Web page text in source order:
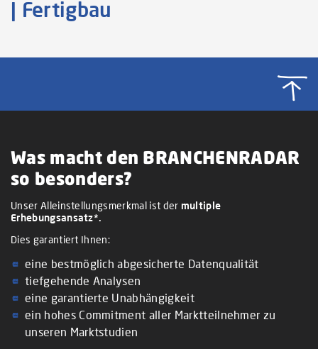
| Fertigbau
Was macht den BRANCHENRADAR
so besonders?
Unser Alleinstellungsmerkmal ist der multiple
Erhebungsansatz*.
Dies garantiert Ihnen:
eine bestmöglich abgesicherte Datenqualität
tiefgehende Analysen
eine garantierte Unabhängigkeit
ein hohes Commitment aller Marktteilnehmer zu
unseren Marktstudien